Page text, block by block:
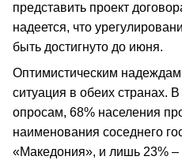
представить проект
надеется, что
быть достигнуто до июня.
Оптимистическим
ситуация в обеих странах.
опросам, 68% населения
наименования соседнего
«Македония», и лишь 23% –